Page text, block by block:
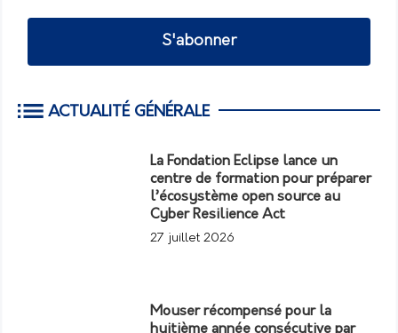
S'abonner
ACTUALITÉ GÉNÉRALE
La Fondation Eclipse lance un
centre de formation pour préparer
l’écosystème open source au
Cyber Resilience Act
27 juillet 2026
Mouser récompensé pour la
huitième année consécutive par